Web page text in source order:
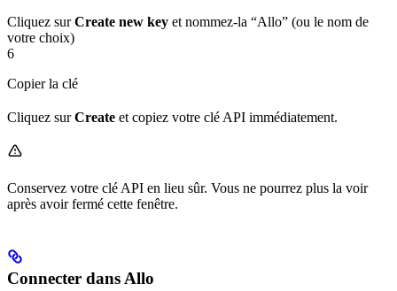
Cliquez surCreate new key et nommez-la “Allo” (ou le nom de
votre choix)
6
Copier la clé
Cliquez surCreate et copiez votre clé API immédiatement.
Conservez votre clé API en lieu sûr. Vous ne pourrez plus la voir
après avoir fermé cette fenêtre.
Connecter dans Allo